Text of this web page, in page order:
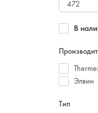
В
Элвин
Тип